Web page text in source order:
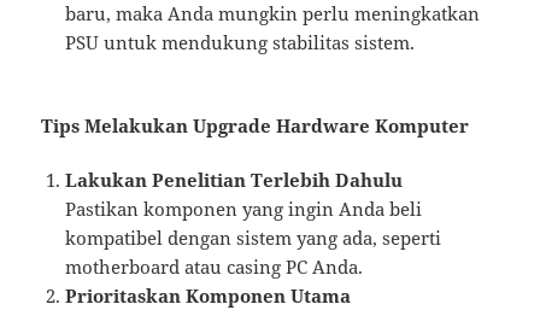
baru, maka Anda mungkin perlu meningkatkan
PSU untuk mendukung stabilitas sistem.
Tips Melakukan Upgrade Hardware Komputer
Lakukan Penelitian Terlebih Dahulu
Pastikan komponen yang ingin Anda beli
kompatibel dengan sistem yang ada, seperti
motherboard atau casing PC Anda.
Prioritaskan Komponen Utama